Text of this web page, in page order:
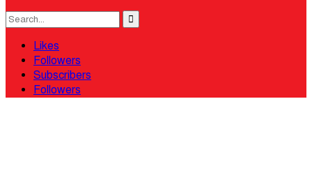
Likes
Followers
Subscribers
Followers